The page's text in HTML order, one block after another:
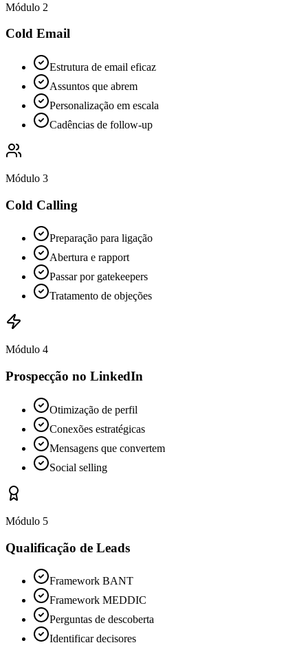
Módulo 2
Cold Email
Estrutura de email eficaz
Assuntos que abrem
Personalização em escala
Cadências de follow-up
Módulo 3
Cold Calling
Preparação para ligação
Abertura e rapport
Passar por gatekeepers
Tratamento de objeções
Módulo 4
Prospecção no LinkedIn
Otimização de perfil
Conexões estratégicas
Mensagens que convertem
Social selling
Módulo 5
Qualificação de Leads
Framework BANT
Framework MEDDIC
Perguntas de descoberta
Identificar decisores